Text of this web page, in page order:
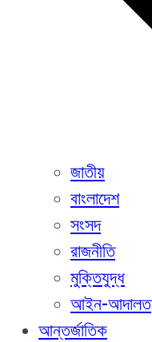
জাতীয়
বাংলাদেশ
সংসদ
রাজনীতি
মুক্তিযুদ্ধ
আইন-আদালত
আন্তর্জাতিক